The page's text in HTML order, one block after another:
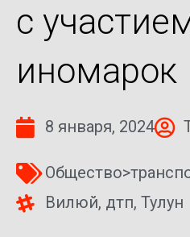
с
иномарок
8 января, 2024
Вилюй, дтп, Тулун